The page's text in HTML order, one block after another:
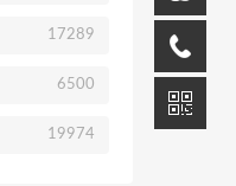
17289
6500
19974